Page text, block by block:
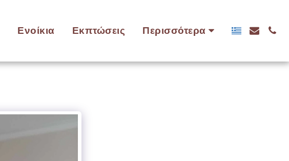
Ενοίκια Εκπτώσεις Περισσότερα